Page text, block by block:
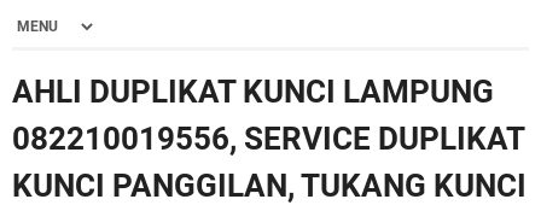
AHLI DUPLIKAT KUNCI LAMPUNG
082210019556, SERVICE DUPLIKAT
KUNCI PANGGILAN, TUKANG KUNCI